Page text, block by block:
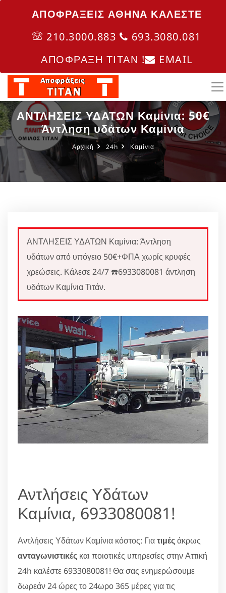
ΑΠΟΦΡΑΞΕΙΣ ΑΘΗΝΑ ΚΑΛΈΣΤΕ
210.3000.883
693.3080.081
ΑΠΟΦΡΑΞΗ ΤΙΤΑΝ !
EMAIL
ΑΝΤΛΗΣΕΙΣ ΥΔΑΤΩΝ Καμίνια: 50€
Άντληση υδάτων Καμίνια
Αρχική 24h Καμίνια
ΑΝΤΛΗΣΕΙΣ ΥΔΑΤΩΝ Καμίνια: Άντληση
υδάτων από υπόγειο 50€+ΦΠΑ χωρίς κρυφές
χρεώσεις. Κάλεσε 24/7 ☎️6933080081 άντληση
υδάτων Καμίνια Τιτάν.
Αντλήσεις Υδάτων
Καμίνια, 6933080081!
Αντλήσεις Υδάτων Καμίνια κόστος: Γιατιμέςάκρως
ανταγωνιστικές και ποιοτικές υπηρεσίες στην Αττική
24h καλέστε 6933080081! Θα σας ενημερώσουμε
δωρεάν 24 ώρες το 24ωρο 365 μέρες για τις